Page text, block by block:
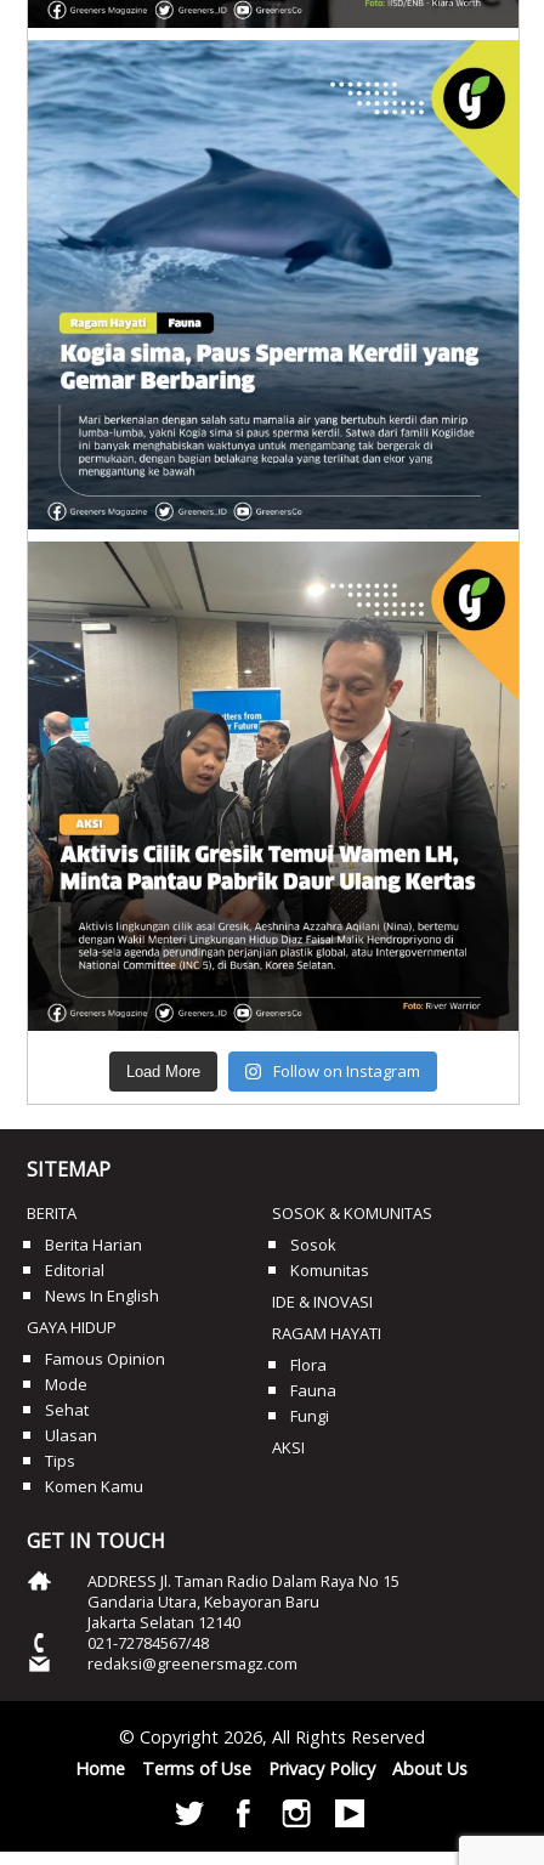
Load More Follow on Instagram
SITEMAP
BERITA
Berita Harian
Editorial
News In English
GAYA HIDUP
Famous Opinion
Mode
Sehat
Ulasan
Tips
Komen Kamu
SOSOK & KOMUNITAS
Sosok
Komunitas
IDE & INOVASI
RAGAM HAYATI
Flora
Fauna
Fungi
AKSI
GET IN TOUCH
ADDRESS Jl. Taman Radio Dalam Raya No 15
Gandaria Utara, Kebayoran Baru
Jakarta Selatan 12140
021-72784567/48
redaksi@greenersmagz.com
© Copyright 2026, All Rights Reserved
Home
Terms of Use Privacy Policy About Us